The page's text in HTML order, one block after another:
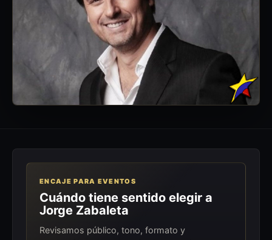
ENCAJE PARA EVENTOS
Cuándo tiene sentido elegir a
Jorge Zabaleta
Revisamos público, tono, formato y